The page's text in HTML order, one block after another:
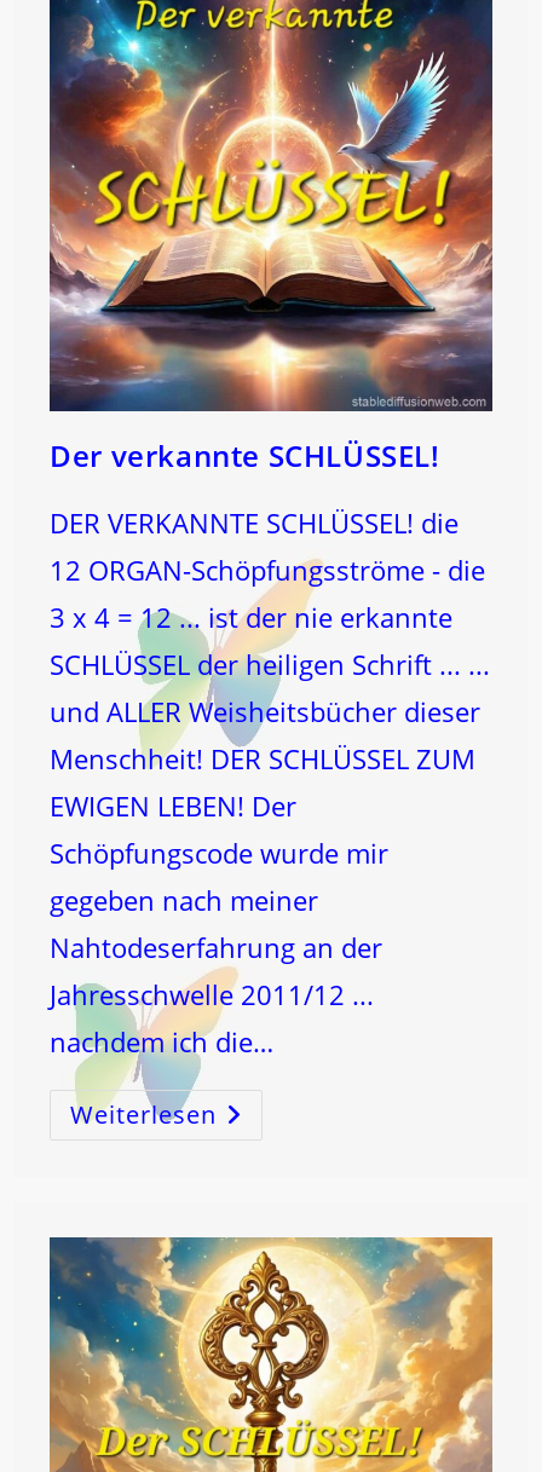
Der verkannte SCHLÜSSEL!
DER VERKANNTE SCHLÜSSEL! die
12 ORGAN-Schöpfungsströme - die
3 x 4 = 12 ... ist der nie erkannte
SCHLÜSSEL der heiligen Schrift ... ...
und ALLER Weisheitsbücher dieser
Menschheit! DER SCHLÜSSEL ZUM
EWIGEN LEBEN! Der
Schöpfungscode wurde mir
gegeben nach meiner
Nahtodeserfahrung an der
Jahresschwelle 2011/12 ...
nachdem ich die…
Weiterlesen Der
Verkannte
SCHLÜSSEL!